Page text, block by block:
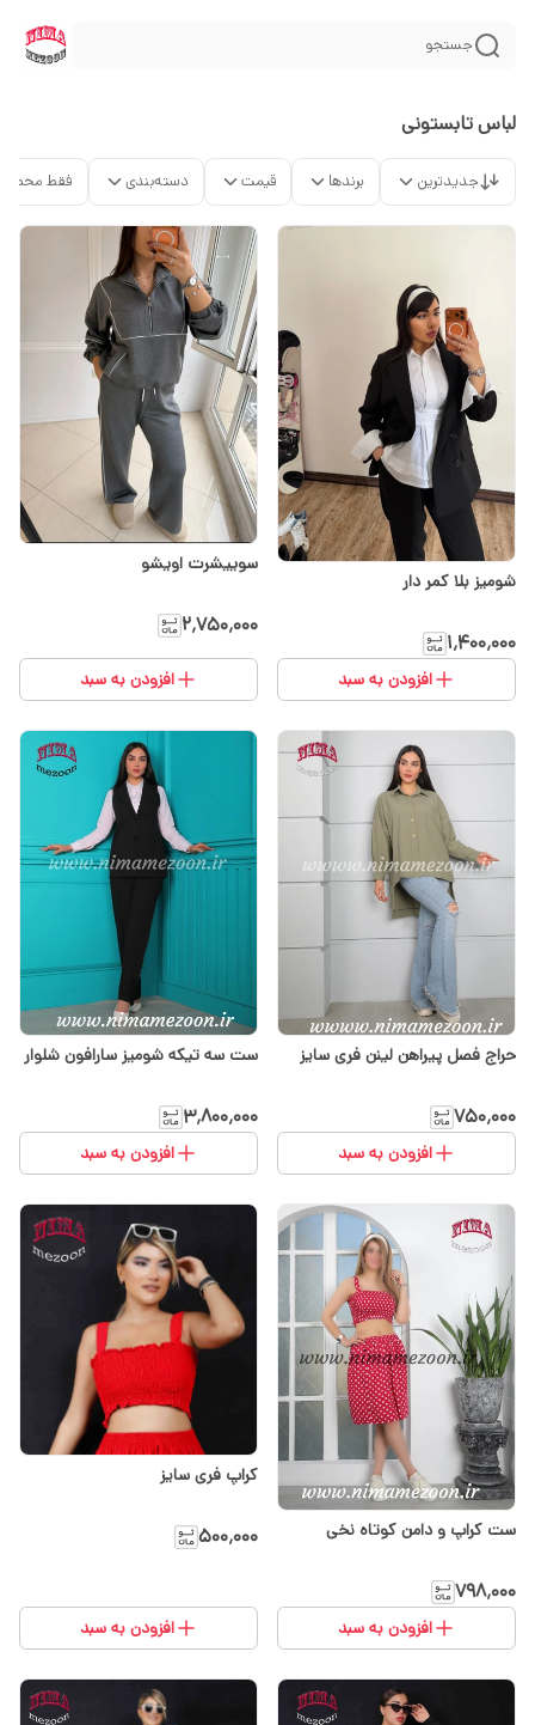
جستجو
لباس تابستونی
جدیدترین برندها قیمت دسته‌بندی فقط
شومیز بلا کمر دار
۱٬۴۰۰٬۰۰۰
افزودن به سبد
سوییشرت اویشو
۲٬۷۵۰٬۰۰۰
افزودن به سبد
حراج فصل پیراهن لینن فری سایز
۷۵۰٬۰۰۰
افزودن به سبد
ست سه تیکه شومیز سارافون شلوار
۳٬۸۰۰٬۰۰۰
افزودن به سبد
ست کراپ و دامن کوتاه نخی
۷۹۸٬۰۰۰
افزودن به سبد
کراپ فری سایز
۵۰۰٬۰۰۰
افزودن به سبد